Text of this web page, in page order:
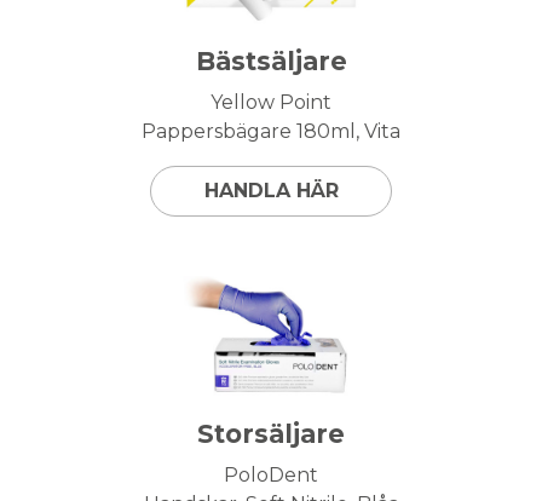
Bästsäljare
Yellow Point
Pappersbägare 180ml, Vita
HANDLA HÄR
Storsäljare
PoloDent